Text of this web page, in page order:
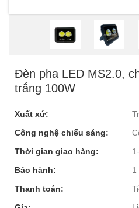
Đèn pha LED MS2.0,
trắng 100W
Xuất xứ:
Công nghệ chiếu sáng:
Thời gian giao hàng:
Bảo hành:
1
Thanh toán: